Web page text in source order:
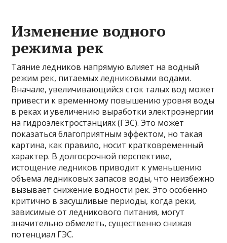
Изменение водного
режима рек
Таяние ледников напрямую влияет на водный
режим рек, питаемых ледниковыми водами.
Вначале, увеличивающийся сток талых вод может
привести к временному повышению уровня воды
в реках и увеличению выработки электроэнергии
на гидроэлектростанциях (ГЭС). Это может
показаться благоприятным эффектом, но такая
картина, как правило, носит кратковременный
характер. В долгосрочной перспективе,
истощение ледников приводит к уменьшению
объема ледниковых запасов воды, что неизбежно
вызывает снижение водности рек. Это особенно
критично в засушливые периоды, когда реки,
зависимые от ледникового питания, могут
значительно обмелеть, существенно снижая
потенциал ГЭС.